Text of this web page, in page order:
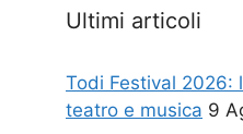
Ultimi articoli
Todi Festival 2026:
teatro e musica 9